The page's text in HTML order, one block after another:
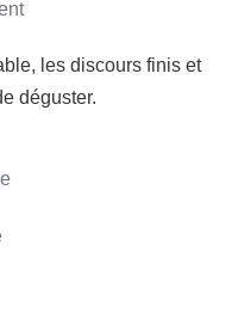
les discours finis et
déguster.